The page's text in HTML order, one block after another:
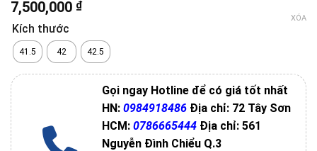
7,500,000 ₫
Kích thước
41.5 42 42.5
XÓA
Gọi ngay Hotline để có giá tốt nhất
HN:0984918486 Địa chỉ: 72 Tây Sơn
HCM:0786665444 Địa chỉ: 561
Nguyễn Đình Chiểu Q.3